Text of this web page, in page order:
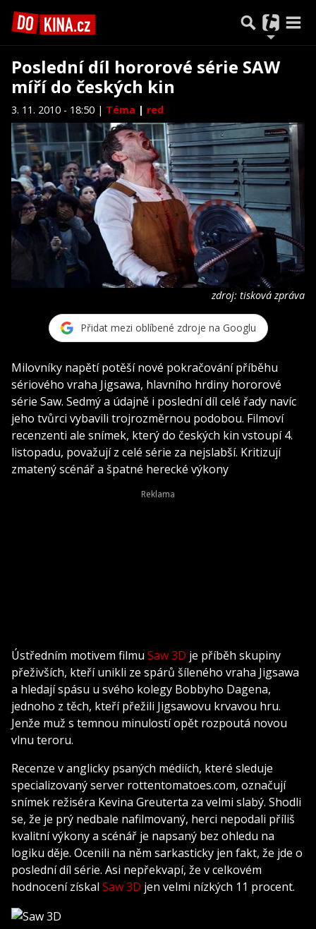
Poslední díl hororové série SAW
míří do českých kin
3. 11. 2010 - 18:50 | Téma | red
zdroj: tisková zpráva
Přidat mezi oblíbené zdroje na Googlu
Milovníky napětí potěší nové pokračování příběhu
sériového vraha Jigsawa, hlavního hrdiny hororové
série Saw. Sedmý a údajně i poslední díl celé řady navíc
jeho tvůrci vybavili trojrozměrnou podobou. Filmoví
recenzenti ale snímek, který do českých kin vstoupí 4.
listopadu, považují z celé série za nejslabší. Kritizují
zmatený scénář a špatné herecké výkony
Ústředním motivem filmu Saw 3D je příběh skupiny
přeživších, kteří unikli ze spárů šíleného vraha Jigsawa
a hledají spásu u svého kolegy Bobbyho Dagena,
jednoho z těch, kteří přežili Jigsawovu krvavou hru.
Jenže muž s temnou minulostí opět rozpoutá novou
vlnu teroru.
Recenze v anglicky psaných médiích, které sleduje
specializovaný server rottentomatoes.com, označují
snímek režiséra Kevina Greuterta za velmi slabý. Shodli
se, že je prý nedbale nafilmovaný, herci nepodali příliš
kvalitní výkony a scénář je napsaný bez ohledu na
logiku děje. Ocenili na něm sarkasticky jen fakt, že jde o
poslední díl série. Asi nepřekvapí, že v celkovém
hodnocení získal Saw 3D jen velmi nízkých 11 procent.